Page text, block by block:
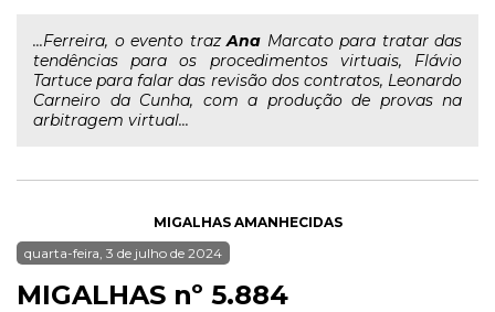
...Ferreira, o evento trazAna Marcato para tratar das
tendências para os procedimentos virtuais, Flávio
Tartuce para falar das revisão dos contratos, Leonardo
Carneiro da Cunha, com a produção de provas na
arbitragem virtual...
MIGALHAS AMANHECIDAS
quarta-feira, 3 de julho de 2024
MIGALHAS nº 5.884